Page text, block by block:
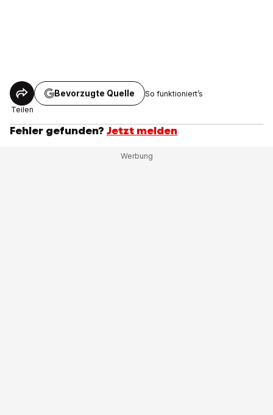
Teilen
Bevorzugte Quelle So funktioniert’s
Fehler gefunden? Jetzt melden